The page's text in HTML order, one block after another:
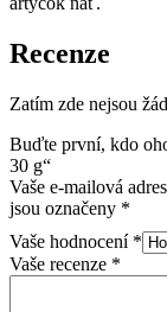
Recenze
Zatím zde nejsou
Buďte první, kdo
30 g“
Vaše e-mailová
jsou označeny *
Vaše hodnocení *
Vaše recenze *